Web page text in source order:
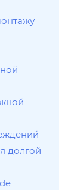
долгой